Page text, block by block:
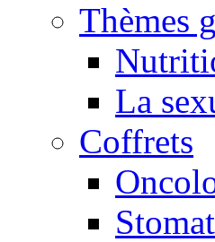
Thèmes
La
Coffrets